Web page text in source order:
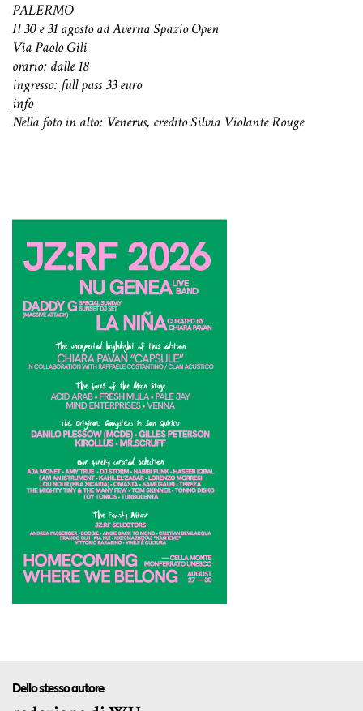
PALERMO
Il 30 e 31 agosto ad Averna Spazio Open
Via Paolo Gili
orario: dalle 18
ingresso: full pass 33 euro
info
Nella foto in alto: Venerus, credito Silvia Violante Rouge
Dello stesso autore